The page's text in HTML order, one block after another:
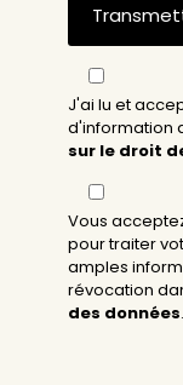
J'ai lu et
d'information
sur le droit
Vous
pour traiter
amples
révocation
des données.